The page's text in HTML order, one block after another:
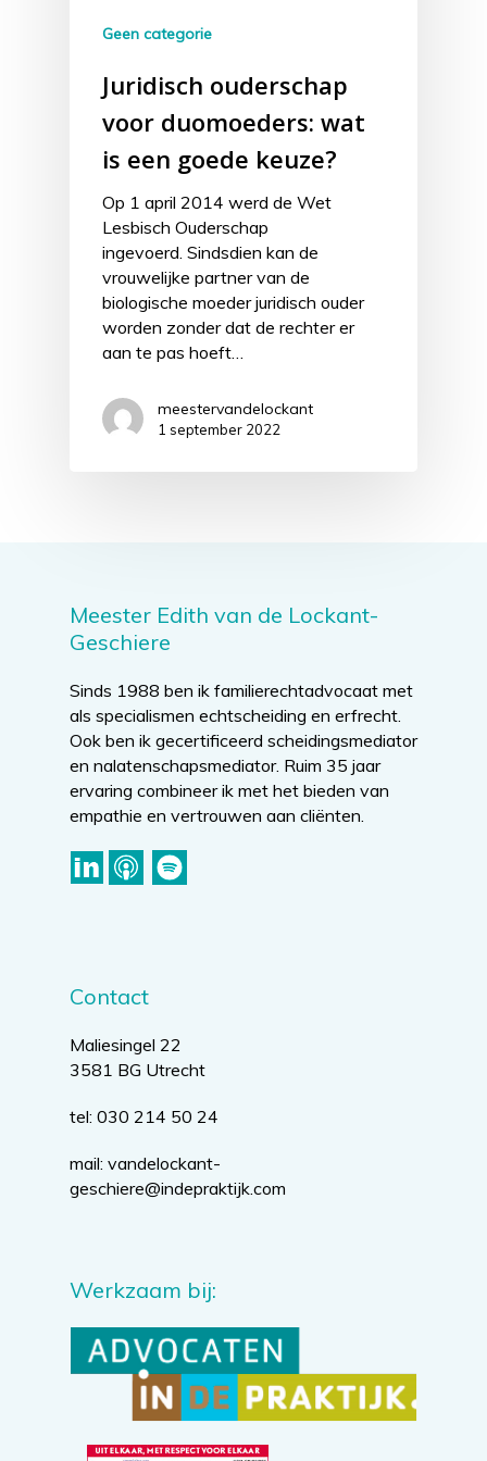
Geen categorie
Juridisch ouderschap
voor duomoeders: wat
is een goede keuze?
Op 1 april 2014 werd de Wet
Lesbisch Ouderschap
ingevoerd. Sindsdien kan de
vrouwelijke partner van de
biologische moeder juridisch ouder
worden zonder dat de rechter er
aan te pas hoeft…
meestervandelockant
1 september 2022
Meester Edith van de Lockant-
Geschiere
Sinds 1988 ben ik familierechtadvocaat met
als specialismen echtscheiding en erfrecht.
Ook ben ik gecertificeerd scheidingsmediator
en nalatenschapsmediator. Ruim 35 jaar
ervaring combineer ik met het bieden van
empathie en vertrouwen aan cliënten.
Contact
Maliesingel 22
3581 BG Utrecht
tel: 030 214 50 24
mail: vandelockant-
geschiere@indepraktijk.com
Werkzaam bij: